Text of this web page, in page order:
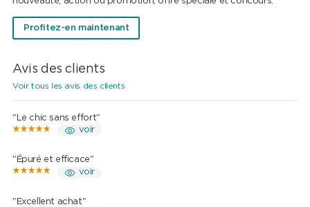
Profitez-en maintenant
Avis des clients
Voir tous les avis des clients
"Le chic sans effort"
voir
"Épuré et efficace"
voir
"Excellent achat"